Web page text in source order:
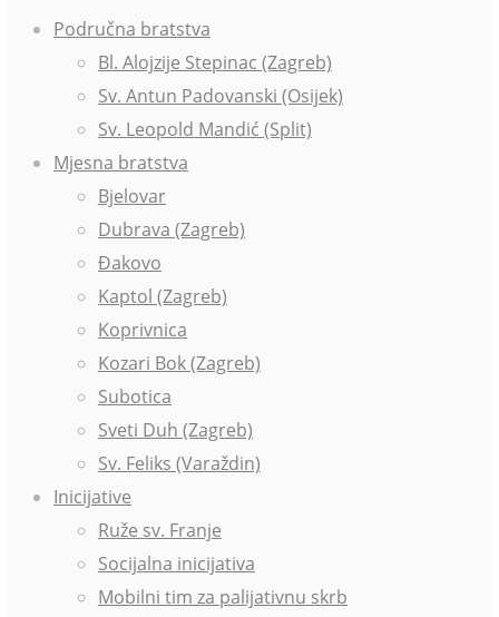
Područna bratstva
Bl. Alojzije Stepinac (Zagreb)
Sv. Antun Padovanski (Osijek)
Sv. Leopold Mandić (Split)
Mjesna bratstva
Bjelovar
Dubrava (Zagreb)
Đakovo
Kaptol (Zagreb)
Koprivnica
Kozari Bok (Zagreb)
Subotica
Sveti Duh (Zagreb)
Sv. Feliks (Varaždin)
Inicijative
Ruže sv. Franje
Socijalna inicijativa
Mobilni tim za palijativnu skrb